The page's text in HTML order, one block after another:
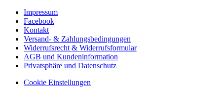
Impressum
Facebook
Kontakt
Versand- & Zahlungsbedingungen
Widerrufsrecht & Widerrufsformular
AGB und Kundeninformation
Privatsphäre und Datenschutz
Cookie Einstellungen